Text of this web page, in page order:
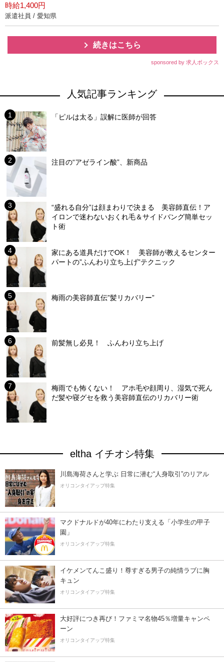
時給1,400円
派遣社員 / 愛知県
続きはこちら
sponsored by 求人ボックス
人気記事ランキング
「ピルは太る」誤解に医師が回答
注目の“アゼライン酸”、新商品
“盛れる自分”は顔まわりで決まる 美容師直伝！ア
イロンで迷わないおくれ毛＆サイドバング簡単セッ
ト術
家にある道具だけでOK！ 美容師が教えるセンター
パートの”ふんわり立ち上げ”テクニック
梅雨の美容師直伝”髪リカバリー”
前髪無し必見！ ふんわり立ち上げ
梅雨でも怖くない！ アホ毛や顔周り、湿気で死ん
だ髪や寝グセを救う美容師直伝のリカバリー術
eltha イチオシ特集
川島海荷さんと学ぶ 日常に潜む“人身取引”のリアル
オリコンタイアップ特集
マクドナルドが40年にわたり支える「小学生の甲子
園」
オリコンタイアップ特集
イケメンてんこ盛り！尊すぎる男子の純情ラブに胸
キュン
オリコンタイアップ特集
大好評につき再び！ファミマ名物45％増量キャンペ
ーン
オリコンタイアップ特集